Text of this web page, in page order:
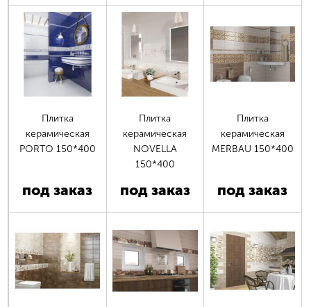
Плитка
керамическая
PORTO 150*400
под заказ
Плитка
керамическая
NOVELLA
150*400
под заказ
Плитка
керамическая
MERBAU 150*400
под заказ